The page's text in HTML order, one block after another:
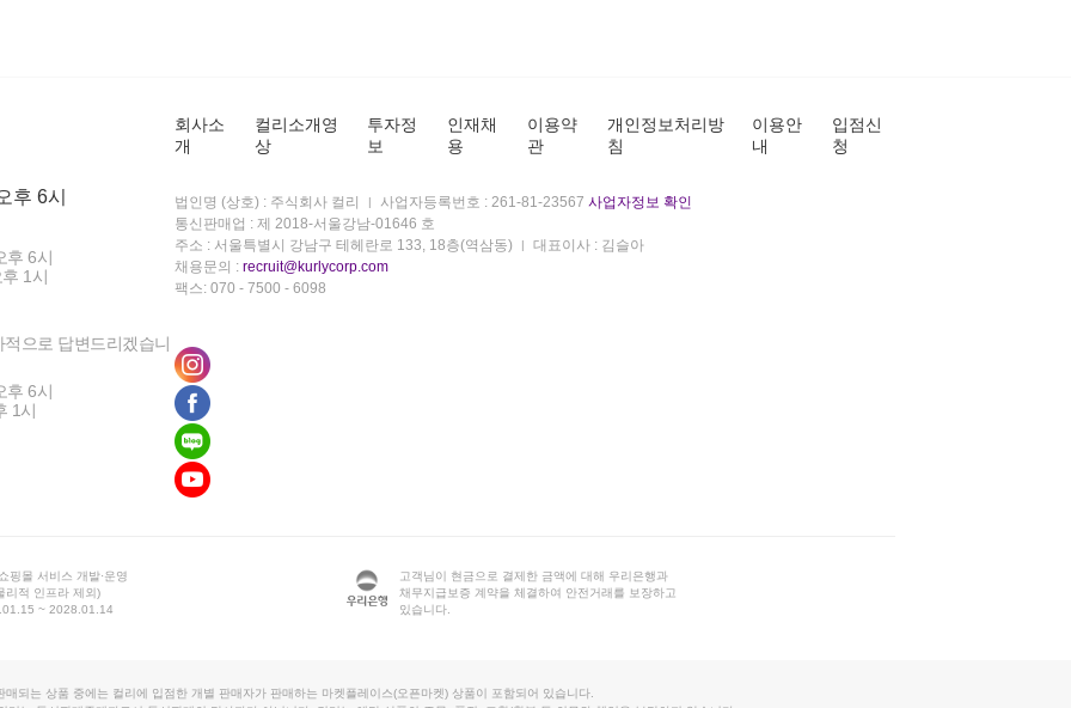
후 6시
후 6시
1시
으로 답변드리겠습니
후 6시
1시
회사소
개
컬리소개영
상
투자정
보
인재채
용
이용약
관
개인정보처리방
침
이용안
내
입점신
청
법인명 (상호) : 주식회사 컬리 사업자등록번호 : 261-81-23567 사업자정보 확인
통신판매업 : 제 2018-서울강남-01646 호
주소 : 서울특별시 강남구 테헤란로 133, 18층(역삼동)
대표이사 : 김슬아
채용문의 : recruit@kurlycorp.com
팩스: 070 - 7500 - 6098
핑몰 서비스 개발·운영
리적 인프라 제외)
~ 2028.01.14
고객님이 현금으로 결제한 금액에 대해 우리은행과
채무지급보증 계약을 체결하여 안전거래를 보장하고
있습니다.
매되는 상품 중에는 컬리에 입점한 개별 판매자가 판매하는 마켓플레이스(오픈마켓) 상품이 포함되어 있습니다.